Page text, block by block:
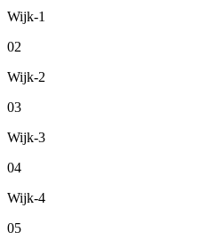
Wijk-1
02
Wijk-2
03
Wijk-3
04
Wijk-4
05